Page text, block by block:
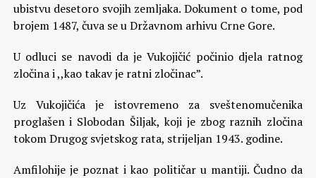
ubistvu desetoro svojih zemljaka. Dokument o tome, pod
brojem 1487, čuva se u Državnom arhivu Crne Gore.
U odluci se navodi da je Vukojičić počinio djela ratnog
zločina i ,,kao takav je ratni zločinac”.
Uz Vukojičića je istovremeno za sveštenomučenika
proglašen i Slobodan Šiljak, koji je zbog raznih zločina
tokom Drugog svjetskog rata, strijeljan 1943. godine.
Amfilohije je poznat i kao političar u mantiji. Čudno da